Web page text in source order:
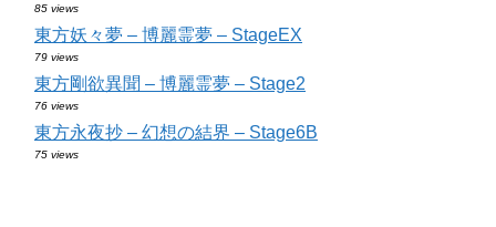
85 views
東方妖々夢 – 博麗霊夢 – StageEX
79 views
東方剛欲異聞 – 博麗霊夢 – Stage2
76 views
東方永夜抄 – 幻想の結界 – Stage6B
75 views